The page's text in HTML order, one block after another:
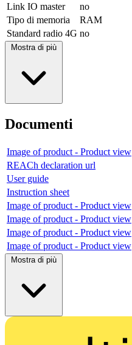
Link IO master
no
Tipo di memoria
RAM
Standard radio 4G no
Mostra di più
Documenti
Image of product - Product view
REACh declaration url
User guide
Instruction sheet
Image of product - Product view
Image of product - Product view
Image of product - Product view
Image of product - Product view
Mostra di più